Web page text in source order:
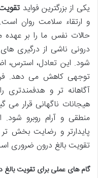
یکی از بزرگترین فواید
و ارتقاء سلامت روان
حالات نفس ما را بر
درونی ناشی از درگیری
شود. این تعادل، استرس،
توجهی کاهش می دهد.
آگاهانه تر و هدفمندتری
هیجانات ناگهانی قرار
منطقی و آرام روبرو
پایدارتر و رضایت بخش
تقویت بالغ درون ضروری
گام های عملی برای تقویت